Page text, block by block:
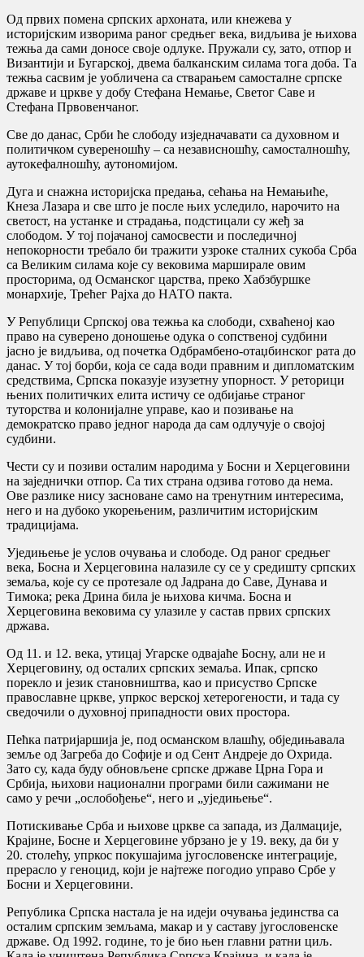
Од првих помена српских архоната, или кнежева у
историјским изворима раног средњег века, видљива је њихова
тежња да сами доносе своје одлуке. Пружали су, зато, отпор и
Византији и Бугарској, двема балканским силама тога доба. Та
тежња сасвим је уобличена са стварањем самосталне српске
државе и цркве у добу Стефана Немање, Светог Саве и
Стефана Првовенчаног.
Све до данас, Срби ће слободу изједначавати са духовном и
политичком сувереношћу – са независношћу, самосталношћу,
аутокефалношћу, аутономијом.
Дуга и снажна историјска предања, сећања на Немањиће,
Кнеза Лазара и све што је после њих уследило, нарочито на
светост, на устанке и страдања, подстицали су жеђ за
слободом. У тој појачаној самосвести и последичној
непокорности требало би тражити узроке сталних сукоба Срба
са Великим силама које су вековима марширале овим
просторима, од Османског царства, преко Хабзбуршке
монархије, Трећег Рајха до НАТО пакта.
У Републици Српској ова тежња ка слободи, схваћеној као
право на суверено доношење одука о сопственој судбини
јасно је видљива, од почетка Одбрамбено-отаџбинског рата до
данас. У тој борби, која се сада води правним и дипломатским
средствима, Српска показује изузетну упорност. У реторици
њених политичких елита истичу се одбијање страног
туторства и колонијалне управе, као и позивање на
демократско право једног народа да сам одлучује о својој
судбини.
Чести су и позиви осталим народима у Босни и Херцеговини
на заједнички отпор. Са тих страна одзива готово да нема.
Ове разлике нису засноване само на тренутним интересима,
него и на дубоко укорењеним, различитим историјским
традицијама.
Уједињење је услов очувања и слободе. Од раног средњег
века, Босна и Херцеговина налазиле су се у средишту српских
земаља, које су се протезале од Јадрана до Саве, Дунава и
Тимока; река Дрина била је њихова кичма. Босна и
Херцеговина вековима су улазиле у састав првих српских
држава.
Од 11. и 12. века, утицај Угарске одвајаће Босну, али не и
Херцеговину, од осталих српских земаља. Ипак, српско
порекло и језик становништва, као и присуство Српске
православне цркве, упркос верској хетерогености, и тада су
сведочили о духовној припадности ових простора.
Пећка патријаршија је, под османском влашћу, обједињавала
земље од Загреба до Софије и од Сент Андреје до Охрида.
Зато су, када буду обновљене српске државе Црна Гора и
Србија, њихови национални програми били сажимани не
само у речи „ослобођење“, него и „уједињење“.
Потискивање Срба и њихове цркве са запада, из Далмације,
Крајине, Босне и Херцеговине убрзано је у 19. веку, да би у
20. столећу, упркос покушајима југословенске интеграције,
прерасло у геноцид, који је најтеже погодио управо Србе у
Босни и Херцеговини.
Република Српска настала је на идеји очувања јединства са
осталим српским земљама, макар и у саставу југословенске
државе. Од 1992. године, то је био њен главни ратни циљ.